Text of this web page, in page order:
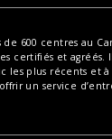
600 centres au
certifiés et agréés.
les plus récents et à
un service